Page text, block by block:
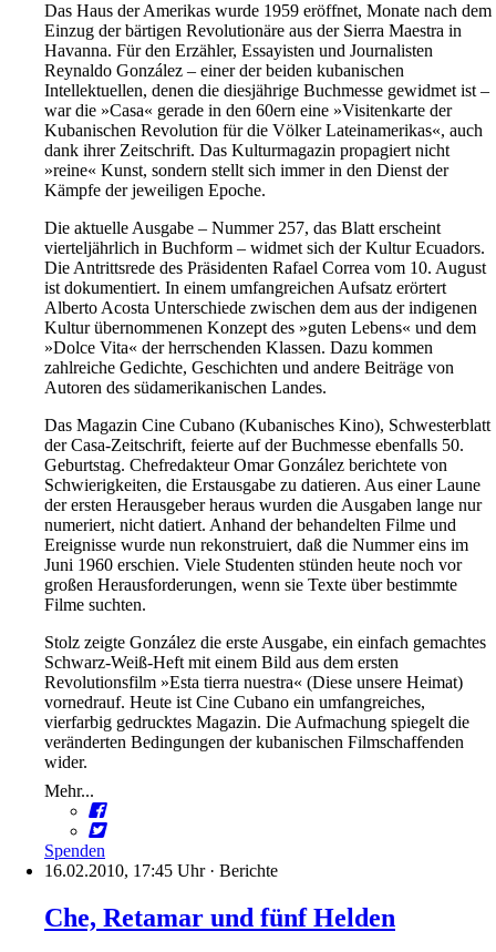
Das Haus der Amerikas wurde 1959 eröffnet, Monate nach dem
Einzug der bärtigen Revolutionäre aus der Sierra Maestra in
Havanna. Für den Erzähler, Essayisten und Journalisten
Reynaldo González – einer der beiden kubanischen
Intellektuellen, denen die diesjährige Buchmesse gewidmet ist –
war die »Casa« gerade in den 60ern eine »Visitenkarte der
Kubanischen Revolution für die Völker Lateinamerikas«, auch
dank ihrer Zeitschrift. Das Kulturmagazin propagiert nicht
»reine« Kunst, sondern stellt sich immer in den Dienst der
Kämpfe der jeweiligen Epoche.
Die aktuelle Ausgabe – Nummer 257, das Blatt erscheint
vierteljährlich in Buchform – widmet sich der Kultur Ecuadors.
Die Antrittsrede des Präsidenten Rafael Correa vom 10. August
ist dokumentiert. In einem umfangreichen Aufsatz erörtert
Alberto Acosta Unterschiede zwischen dem aus der indigenen
Kultur übernommenen Konzept des »guten Lebens« und dem
»Dolce Vita« der herrschenden Klassen. Dazu kommen
zahlreiche Gedichte, Geschichten und andere Beiträge von
Autoren des süd­amerikanischen Landes.
Das Magazin Cine Cubano (Kubanisches Kino), Schwesterblatt
der Casa-Zeitschrift, feierte auf der Buchmesse ebenfalls 50.
Geburtstag. Chefredakteur Omar González berichtete von
Schwierigkeiten, die Erstausgabe zu datieren. Aus einer Laune
der ersten Herausgeber heraus wurden die Ausgaben lange nur
numeriert, nicht datiert. Anhand der behandelten Filme und
Ereignisse wurde nun rekonstruiert, daß die Nummer eins im
Juni 1960 erschien. Viele Studenten stünden heute noch vor
großen Herausforderungen, wenn sie Texte über bestimmte
Filme suchten.
Stolz zeigte González die erste Ausgabe, ein einfach gemachtes
Schwarz-Weiß-Heft mit einem Bild aus dem ersten
Revolutionsfilm »Esta tierra nuestra« (Diese unsere Heimat)
vornedrauf. Heute ist Cine Cubano ein umfangreiches,
vierfarbig gedrucktes Magazin. Die Aufmachung spiegelt die
veränderten Bedingungen der kubanischen Filmschaffenden
wider.
Mehr...
Spenden
16.02.2010, 17:45 Uhr· Berichte
Che, Retamar und fünf Helden